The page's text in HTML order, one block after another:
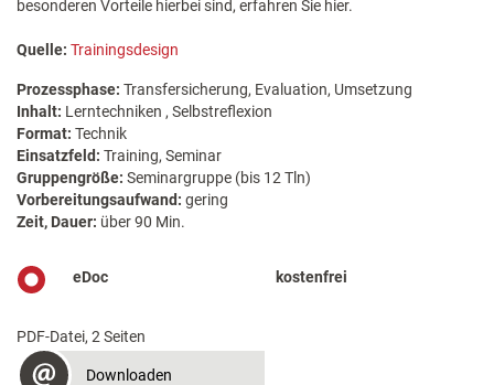
besonderen Vorteile hierbei sind, erfahren Sie hier.
Quelle: Trainingsdesign
Prozessphase: Transfersicherung, Evaluation, Umsetzung
Inhalt: Lerntechniken , Selbstreflexion
Format: Technik
Einsatzfeld: Training, Seminar
Gruppengröße: Seminargruppe (bis 12 Tln)
Vorbereitungsaufwand: gering
Zeit, Dauer: über 90 Min.
eDoc kostenfrei
PDF-Datei, 2 Seiten
Downloaden